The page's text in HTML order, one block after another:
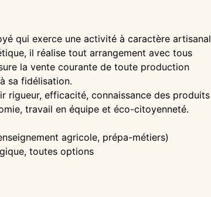
qui exerce une activité à caractère artisanal
il réalise tout arrangement avec tous
la vente courante de toute production
sa fidélisation.
rigueur, efficacité, connaissance des produits
travail en équipe et éco-citoyenneté.
agricole, prépa-métiers)
toutes options